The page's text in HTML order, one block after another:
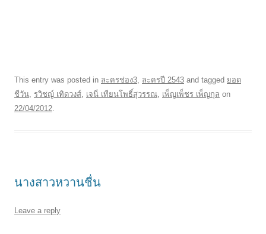
This entry was posted in ละครช่อง3, ละครปี 2543 and tagged ยอด
ชีวัน, รวิชญ์ เทิดวงส์, เจนี่ เทียนโพธิ์สุวรรณ, เพ็ญเพ็ชร เพ็ญกุล on
22/04/2012.
นางสาวหวานชื่น
Leave a reply